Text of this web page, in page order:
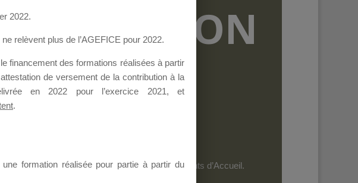
de l’AGEFICE et les personnels des Points d’Accueil.
2022.
relèvent plus de l’AGEFICE pour 2022.
financement des formations réalisées à partir
de versement de la contribution à la
en 2022 pour l’exercice 2021, et
.
formation réalisée pour partie à partir du